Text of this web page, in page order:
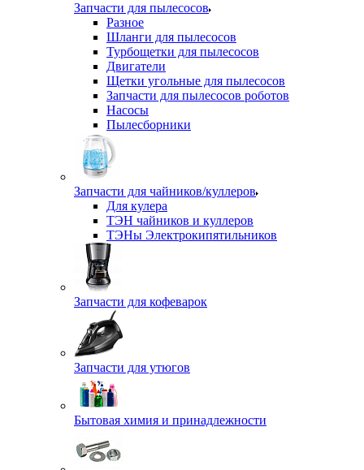
Запчасти для пылесосов
Разное
Шланги для пылесосов
Турбощетки для пылесосов
Двигатели
Щетки угольные для пылесосов
Запчасти для пылесосов роботов
Насосы
Пылесборники
Запчасти для чайников/куллеров
Для кулера
ТЭН чайников и куллеров
ТЭНы Электрокипятильников
Запчасти для кофеварок
Запчасти для утюгов
Бытовая химия и принадлежности